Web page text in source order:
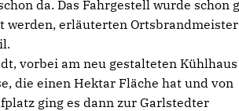
da. Das Fahrgestell wurde schon
werden, erläuterten
vorbei am neu gestalteten
die einen Hektar Fläche hat und von
ging es dann zur Garlstedter